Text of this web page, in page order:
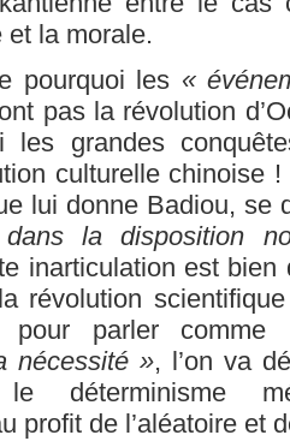
et la morale.
pourquoi les «
pas la révolution
les grandes
culturelle chinoise !
lui donne Badiou, se
la disposition
inarticulation est bien
révolution
pour parler
nécessité », l’on va
déterminisme
profit de l’aléatoire et